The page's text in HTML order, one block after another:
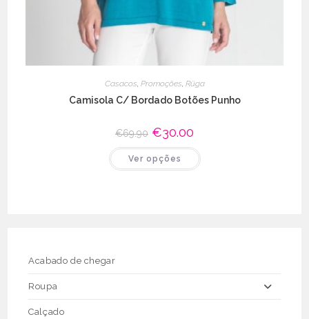
Casacos, Promoções, Rüga
Camisola C/ Bordado Botões Punho
€69.90 O
preço
original
era:
€69.90.
€30.00
atual
é:
€30.00.
Ver opções
product
Acabado de chegar
Roupa
Calçado